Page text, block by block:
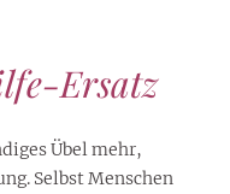
Ersatz
Übel mehr,
Selbst Menschen